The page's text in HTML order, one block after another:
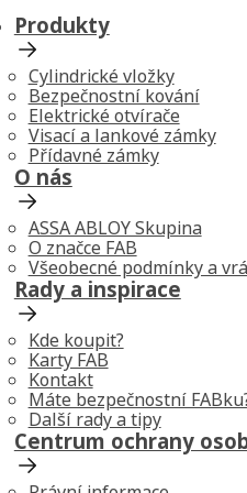
Produkty
Cylindrické vložky
Bezpečnostní kování
Elektrické otvírače
Visací a lankové zámky
Přídavné zámky
O nás
ASSA ABLOY Skupina
O značce FAB
Všeobecné podmínky a
Rady a inspirace
Kde koupit?
Karty FAB
Kontakt
Máte bezpečnostní
Další rady a tipy
Centrum ochrany